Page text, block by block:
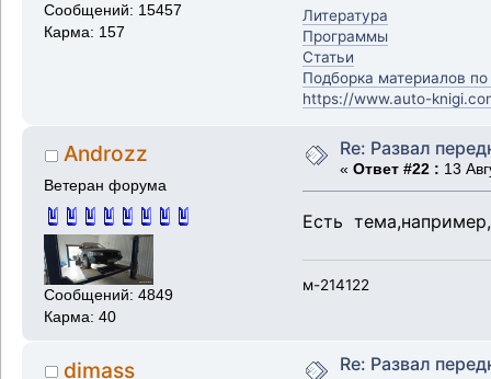
Сообщений: 15457
Карма: 157
Литература
Программы
Статьи
Подборка материалов
https://www.auto-
Androzz
Ветеран форума
Сообщений: 4849
Карма: 40
Re: Развал
« Ответ #22 : 13
Есть
м-214122
dimass Re: Развал